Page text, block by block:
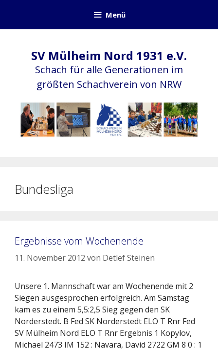
springen
Menü
SV Mülheim Nord 1931 e.V.
Schach für alle Generationen im
größten Schachverein von NRW
Bundesliga
Ergebnisse vom Wochenende
11. November 2012 von Detlef Steinen
Unsere 1. Mannschaft war am Wochenende mit 2
Siegen ausgesprochen erfolgreich. Am Samstag
kam es zu einem 5,5:2,5 Sieg gegen den SK
Norderstedt. B Fed SK Norderstedt ELO T Rnr Fed
SV Mülheim Nord ELO T Rnr Ergebnis 1 Kopylov,
Michael 2473 IM 152 : Navara, David 2722 GM 8 0 : 1